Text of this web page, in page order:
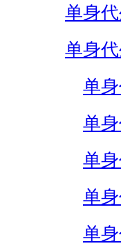
单身
单身
单
单
单
单
单